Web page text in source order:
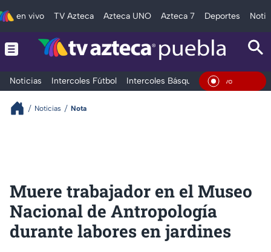
en vivo TV Azteca Azteca UNO Azteca 7 Deportes
Noticias Intercoles Fútbol Intercoles Básquetbol DeportesEn Vivo
Noticias Nota
Muere trabajador en el Museo
Nacional de Antropología
durante labores en jardines